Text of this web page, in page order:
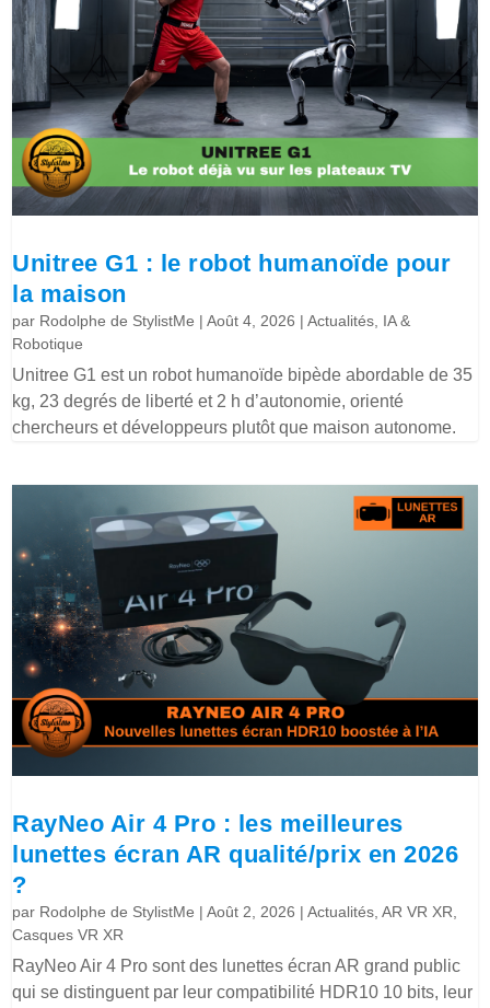
Unitree G1 : le robot humanoïde pour
la maison
par Rodolphe de StylistMe |Août 4, 2026 |Actualités IA &
Robotique
Unitree G1 est un robot humanoïde bipède abordable de 35
kg, 23 degrés de liberté et 2 h d’autonomie, orienté
chercheurs et développeurs plutôt que maison autonome.
RayNeo Air 4 Pro : les meilleures
lunettes écran AR qualité/prix en 2026
?
par Rodolphe de StylistMe |Août 2, 2026 |Actualités ,AR VR XR
Casques VR XR
RayNeo Air 4 Pro sont des lunettes écran AR grand public
qui se distinguent par leur compatibilité HDR10 10 bits, leur